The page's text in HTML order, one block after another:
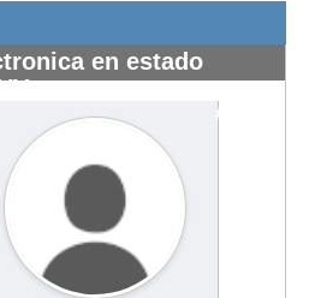
en estado
#13796